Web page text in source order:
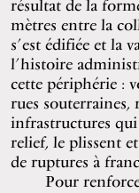
résultat de la
mètres entre la
s’est édifiée et la
l’histoire
cette périphérie :
rues souterraines,
infrastructures
relief, le plissent
de ruptures à
Pour